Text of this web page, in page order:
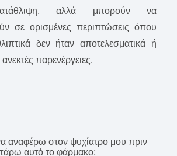
αλλά μπορούν να
σε ορισμένες περιπτώσεις όπου
δεν ήταν αποτελεσματικά ή
παρενέργειες.